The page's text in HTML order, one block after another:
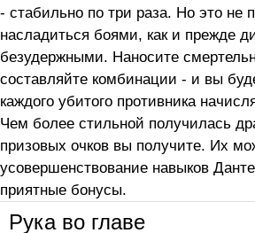
- стабильно по три раза. Но это не
насладиться боями, как и прежде
безудержными. Наносите
составляйте комбинации - и вы
каждого убитого противника
Чем более стильной получилась
призовых очков вы получите. Их
усовершенствование навыков
приятные бонусы.
Рука во главе